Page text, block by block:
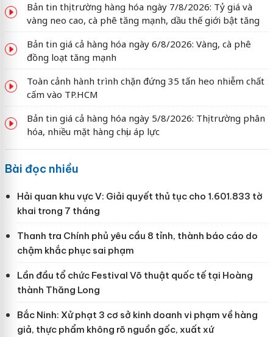
Bản tin thị trường hàng hóa ngày 7/8/2026: Tỷ giá và
vàng neo cao, cà phê tăng mạnh, dầu thế giới bật tăng
Bản tin giá cả hàng hóa ngày 6/8/2026: Vàng, cà phê
đồng loạt tăng mạnh
Toàn cảnh hành trình chặn đứng 35 tấn heo nhiễm chất
cấm vào TP.HCM
Bản tin giá cả hàng hóa ngày 5/8/2026: Thị trường phân
hóa, nhiều mặt hàng chịu áp lực
Bài đọc nhiều
Hải quan khu vực V: Giải quyết thủ tục cho 1.601.833 tờ
khai trong 7 tháng
Thanh tra Chính phủ yêu cầu 8 tỉnh, thành báo cáo do
chậm khắc phục sai phạm
Lần đầu tổ chức Festival Võ thuật quốc tế tại Hoàng
thành Thăng Long
Bắc Ninh: Xử phạt 3 cơ sở kinh doanh vi phạm về hàng
giả, thực phẩm không rõ nguồn gốc, xuất xứ